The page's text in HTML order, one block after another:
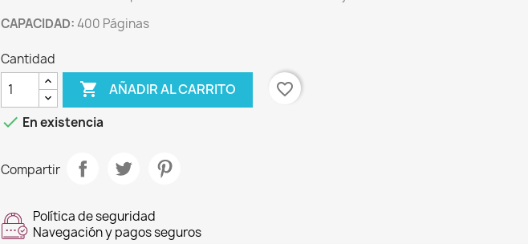
CAPACIDAD:400 Páginas
Cantidad
 AÑADIR AL CARRITO
favorite_border
 En existencia
Compartir
Política de seguridad
Navegación y pagos seguros